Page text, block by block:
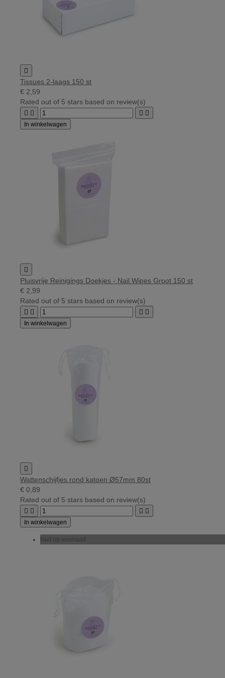

Tissues 2-laags 150 st
€ 2,59
Rated out of 5 stars based on review(s)
   
In winkelwagen

Pluisvrije Reinigings Doekjes - Nail Wipes Groot 150 st
€ 2,99
Rated out of 5 stars based on review(s)
   
In winkelwagen

Wattenschijfjes rond katoen Ø57mm 80st
€ 0,89
Rated out of 5 stars based on review(s)
   
In winkelwagen
Niet op voorraad